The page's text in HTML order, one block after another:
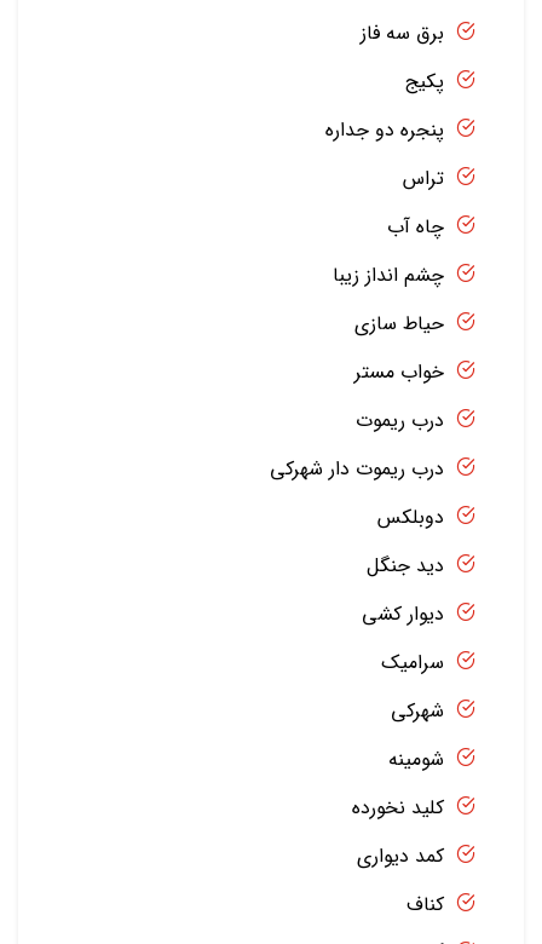
برق سه فاز
پکیج
پنجره دو جداره
تراس
چاه آب
چشم انداز زیبا
حیاط سازی
خواب مستر
درب ریموت
درب ریموت دار شهرکی
دوبلکس
دید جنگل
دیوار کشی
سرامیک
شهرکی
شومینه
کلید نخورده
کمد دیواری
کناف